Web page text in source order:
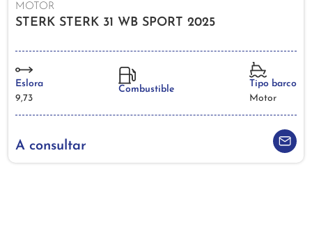
MOTOR
STERK STERK 31 WB SPORT 2025
Eslora
9,73
Combustible
Tipo barco
Motor
A consultar